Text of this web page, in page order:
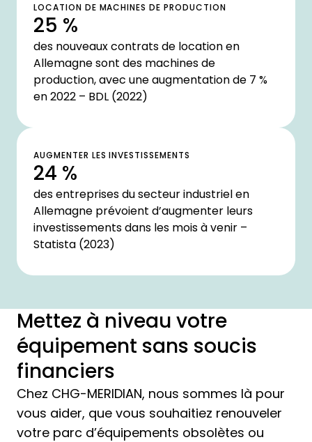
LOCATION DE MACHINES DE PRODUCTION
25 %
des nouveaux contrats de location en
Allemagne sont des machines de
production, avec une augmentation de 7 %
en 2022 – BDL (2022)
AUGMENTER LES INVESTISSEMENTS
24 %
des entreprises du secteur industriel en
Allemagne prévoient d’augmenter leurs
investissements dans les mois à venir –
Statista (2023)
Mettez à niveau votre
équipement sans soucis
financiers
Chez CHG-MERIDIAN, nous sommes là pour
vous aider, que vous souhaitiez renouveler
votre parc d’équipements obsolètes ou